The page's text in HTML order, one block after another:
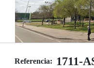
Referencia:
1711-